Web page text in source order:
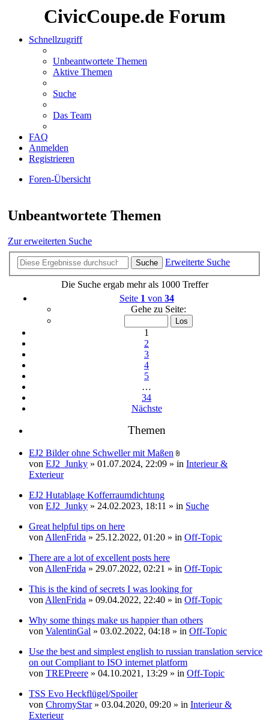
CivicCoupe.de Forum
Schnellzugriff
Unbeantwortete Themen
Aktive Themen
Suche
Das Team
FAQ
Anmelden
Registrieren
Foren-Übersicht
Unbeantwortete Themen
Zur erweiterten Suche
Suche Erweiterte Suche
Die Suche ergab mehr als 1000 Treffer
Seite 1 von 34
Gehe zu Seite:
1
2
3
4
5
…
34
Nächste
Themen
EJ2 Bilder ohne Schweller mit Maßen
Dateianhang
von EJ2_Junky » 01.07.2024, 22:09 » in Interieur &
Exterieur
EJ2 Hutablage Kofferraumdichtung
von EJ2_Junky » 24.02.2023, 18:11 » in Suche
Great helpful tips on here
von AllenFrida » 25.12.2022, 01:20 » in Off-Topic
There are a lot of excellent posts here
von AllenFrida » 29.07.2022, 02:21 » in Off-Topic
This is the kind of secrets I was looking for
von AllenFrida » 09.04.2022, 22:40 » in Off-Topic
Why some things make us happier than others
von ValentinGal » 03.02.2022, 04:18 » in Off-Topic
Use the best and simplest english to russian translation service
on out Compliant to ISO internet platform
von TREPreere » 04.10.2021, 13:29 » in Off-Topic
TSS Evo Heckflügel/Spoiler
von ChromyStar» 03.04.2020, 09:20 » in Interieur &
Exterieur